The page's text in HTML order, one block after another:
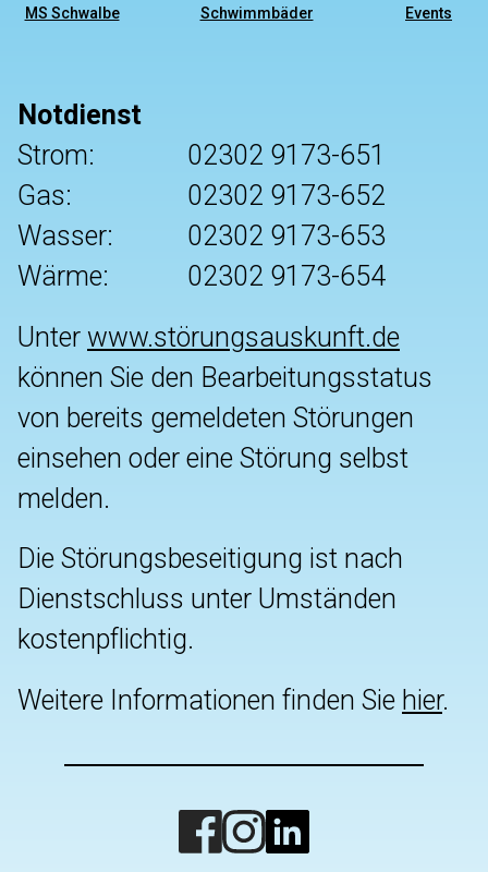
MS Schwalbe Schwimmbäder Events
Notdienst
Strom:
02302 9173-651
Gas:
02302 9173-652
Wasser:
02302 9173-653
Wärme:
02302 9173-654
Unter www.störungsauskunft.de
können Sie den Bearbeitungsstatus
von bereits gemeldeten Störungen
einsehen oder eine Störung selbst
melden.
Die Störungsbeseitigung ist nach
Dienstschluss unter Umständen
kostenpflichtig.
Weitere Informationen finden Sie hier.